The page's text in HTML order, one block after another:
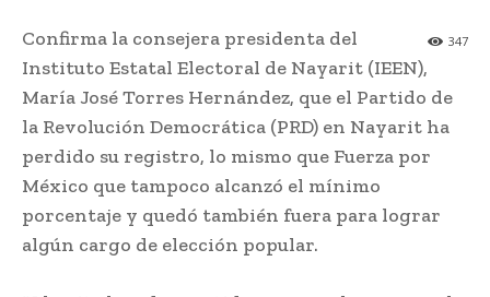
347
Confirma la consejera presidenta del
Instituto Estatal Electoral de Nayarit (IEEN),
María José Torres Hernández, que el Partido de
la Revolución Democrática (PRD) en Nayarit ha
perdido su registro, lo mismo que Fuerza por
México que tampoco alcanzó el mínimo
porcentaje y quedó también fuera para lograr
algún cargo de elección popular.